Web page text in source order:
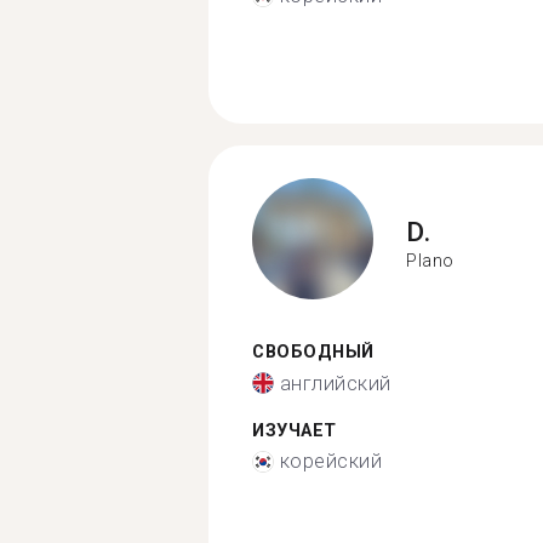
D.
Plano
СВОБОДНЫЙ
английский
ИЗУЧАЕТ
корейский